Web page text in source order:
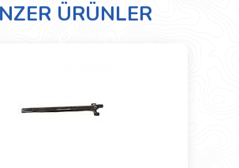
ÜRÜNLER